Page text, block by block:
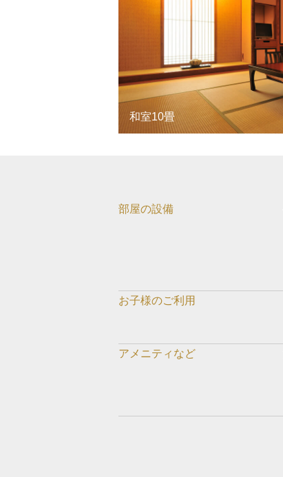
和室10畳
部屋の設備
お子様のご利用
アメニティなど